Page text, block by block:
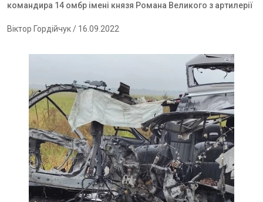
командира 14 омбр імені князя Романа Великого з артилерії
Віктор Гордійчук/ 16.09.2022